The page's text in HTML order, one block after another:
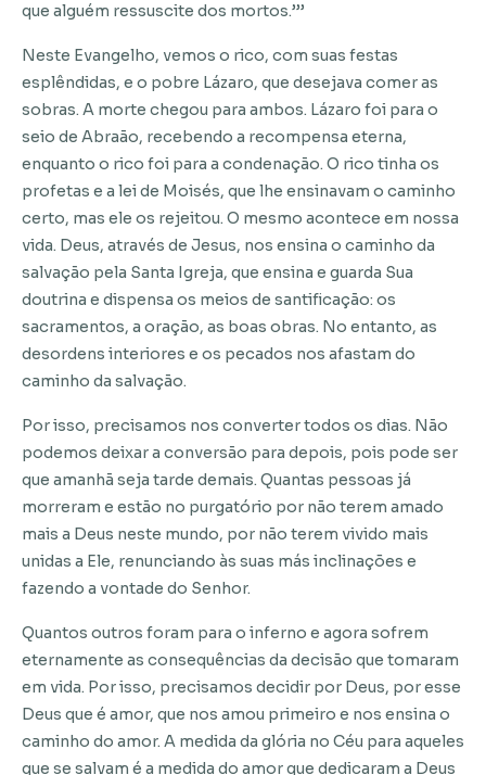
que alguém ressuscite dos mortos.’’’
Neste Evangelho, vemos o rico, com suas festas
esplêndidas, e o pobre Lázaro, que desejava comer as
sobras. A morte chegou para ambos. Lázaro foi para o
seio de Abraão, recebendo a recompensa eterna,
enquanto o rico foi para a condenação. O rico tinha os
profetas e a lei de Moisés, que lhe ensinavam o caminho
certo, mas ele os rejeitou. O mesmo acontece em nossa
vida. Deus, através de Jesus, nos ensina o caminho da
salvação pela Santa Igreja, que ensina e guarda Sua
doutrina e dispensa os meios de santificação: os
sacramentos, a oração, as boas obras. No entanto, as
desordens interiores e os pecados nos afastam do
caminho da salvação.
Por isso, precisamos nos converter todos os dias. Não
podemos deixar a conversão para depois, pois pode ser
que amanhã seja tarde demais. Quantas pessoas já
morreram e estão no purgatório por não terem amado
mais a Deus neste mundo, por não terem vivido mais
unidas a Ele, renunciando às suas más inclinações e
fazendo a vontade do Senhor.
Quantos outros foram para o inferno e agora sofrem
eternamente as consequências da decisão que tomaram
em vida. Por isso, precisamos decidir por Deus, por esse
Deus que é amor, que nos amou primeiro e nos ensina o
caminho do amor. A medida da glória no Céu para aqueles
que se salvam é a medida do amor que dedicaram a Deus